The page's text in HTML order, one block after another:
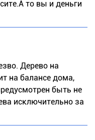
то вы и деньги
Дерево на
на балансе дома,
быть не
исключительно за